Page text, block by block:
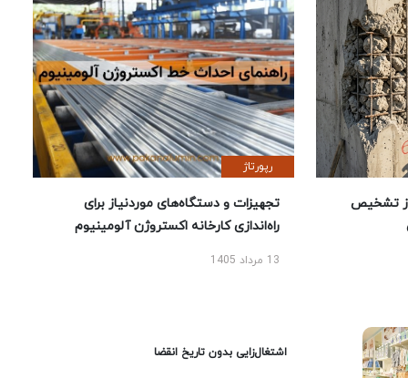
تشخیص
رپورتاژ
تجهیزات و دستگاه‌های موردنیاز برای
راه‌اندازی کارخانه اکستروژن آلومینیوم
13 مرداد 1405
اشتغال‌زایی بدون تاریخ انقضا